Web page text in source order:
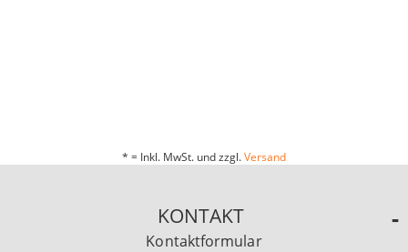
* = Inkl. MwSt. und zzgl.Versand
KONTAKT
Kontaktformular